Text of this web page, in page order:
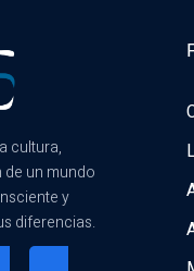
cultura,
un mundo
y
diferencias.